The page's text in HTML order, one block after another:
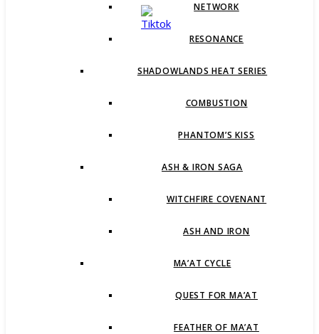
NETWORK
RESONANCE
SHADOWLANDS HEAT SERIES
COMBUSTION
PHANTOM’S KISS
ASH & IRON SAGA
WITCHFIRE COVENANT
ASH AND IRON
MA’AT CYCLE
QUEST FOR MA’AT
FEATHER OF MA’AT